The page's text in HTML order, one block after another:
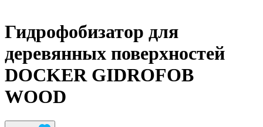
Гидрофобизатор для
деревянных поверхностей
DOCKER GIDROFOB
WOOD